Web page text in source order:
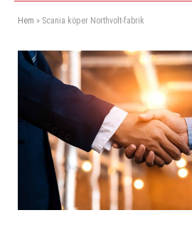
Hem » Scania köper Northvolt-fabrik